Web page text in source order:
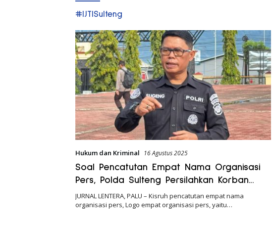
#IJTISulteng
Hukum dan Kriminal 16 Agustus 2025
Soal Pencatutan Empat Nama Organisasi
Pers, Polda Sulteng Persilahkan Korban
Melapor
JURNAL LENTERA, PALU – Kisruh pencatutan empat nama
organisasi pers, Logo empat organisasi pers, yaitu…